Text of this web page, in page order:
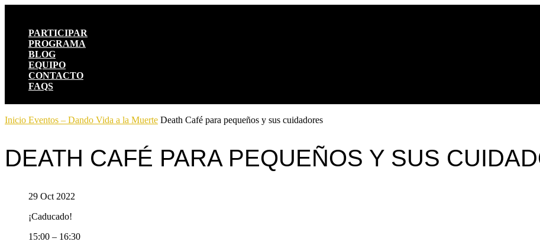
PARTICIPAR
PROGRAMA
BLOG
EQUIPO
CONTACTO
FAQS
Inicio Eventos – Dando Vida a la Muerte Death Café para pequeños y sus cuidadores
DEATH CAFÉ PARA PEQUEÑOS Y SUS
29 Oct 2022
¡Caducado!
15:00 – 16:30